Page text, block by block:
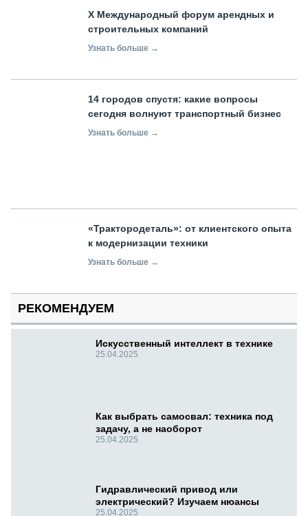
X Международный форум арендных и
строительных компаний
Узнать больше →
14 городов спустя: какие вопросы
сегодня волнуют транспортный бизнес
Узнать больше →
«Трактородеталь»: от клиентского опыта
к модернизации техники
Узнать больше →
РЕКОМЕНДУЕМ
Искусственный интеллект в технике
25.04.2025
Как выбрать самосвал: техника под
задачу, а не наоборот
25.04.2025
Гидравлический привод или
электрический? Изучаем нюансы
25.04.2025